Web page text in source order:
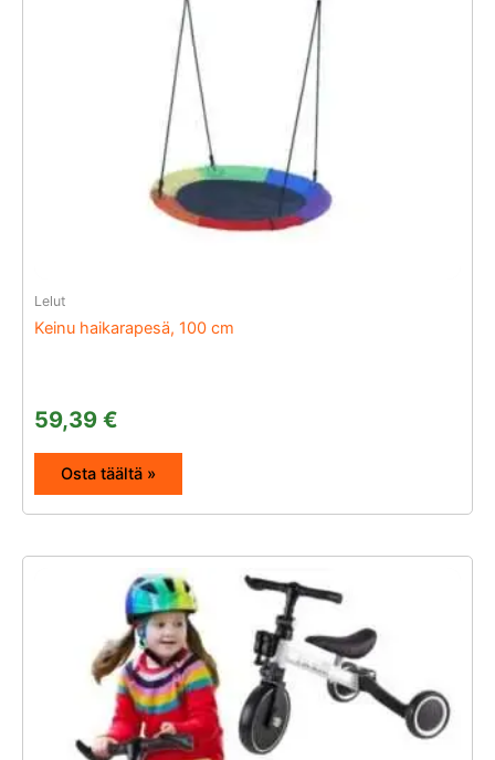
Lelut
Keinu haikarapesä, 100 cm
59,39 €
Osta täältä »